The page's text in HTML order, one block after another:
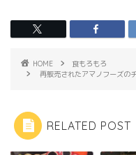
HOME
食もろもろ
再販売されたアマノフーズの
RELATED POST